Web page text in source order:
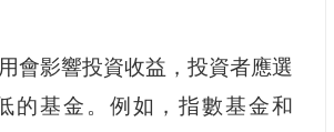
會影響投資收益，投資者應選
的基金。例如，指數基金和